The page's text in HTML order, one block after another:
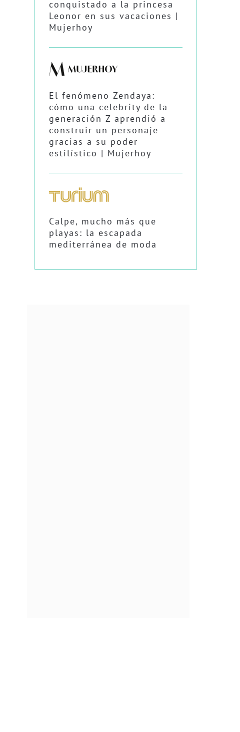
conquistado a la princesa
Leonor en sus vacaciones |
Mujerhoy
El fenómeno Zendaya:
cómo una celebrity de la
generación Z aprendió a
construir un personaje
gracias a su poder
estilístico | Mujerhoy
Calpe, mucho más que
playas: la escapada
mediterránea de moda